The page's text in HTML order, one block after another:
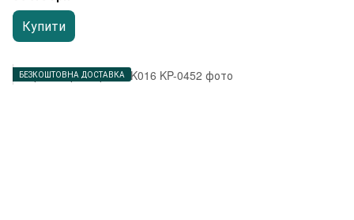
Купити
БЕЗКОШТОВНА ДОСТАВКА